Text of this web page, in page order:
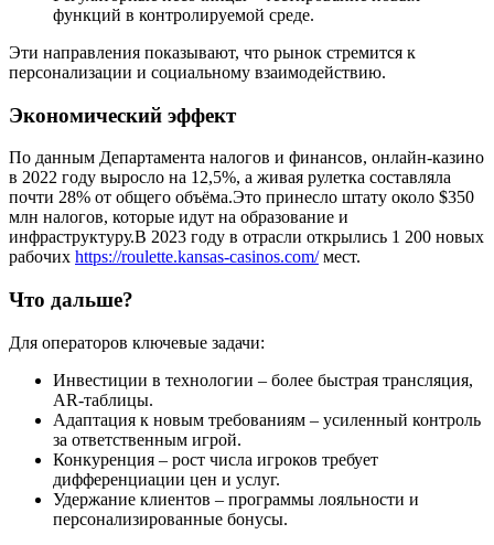
функций в контролируемой среде.
Эти направления показывают, что рынок стремится к
персонализации и социальному взаимодействию.
Экономический эффект
По данным Департамента налогов и финансов, онлайн‑казино
в 2022 году выросло на 12,5%, а живая рулетка составляла
почти 28% от общего объёма.Это принесло штату около $350
млн налогов, которые идут на образование и
инфраструктуру.В 2023 году в отрасли открылись 1 200 новых
рабочих https://roulette.kansas-casinos.com/мест.
Что дальше?
Для операторов ключевые задачи:
Инвестиции в технологии – более быстрая трансляция,
AR‑таблицы.
Адаптация к новым требованиям – усиленный контроль
за ответственным игрой.
Конкуренция – рост числа игроков требует
дифференциации цен и услуг.
Удержание клиентов – программы лояльности и
персонализированные бонусы.